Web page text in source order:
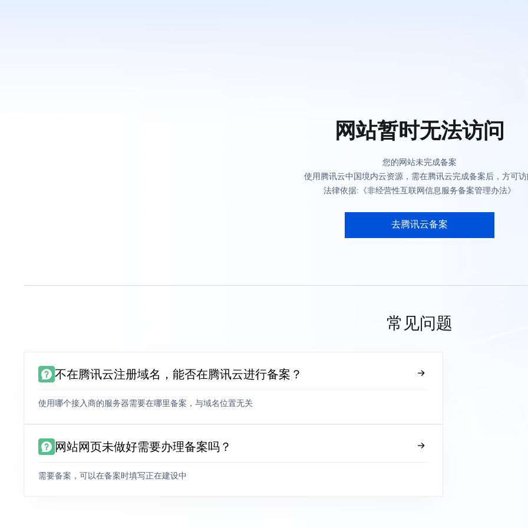
网站暂时无法访问
您的网站未完成备案
使用腾讯云中国境内云资源，需在腾讯云完成备案后，方可
法律依据:《非经营性互联网信息服务备案管理办法》
去腾讯云备案
常见问题
不在腾讯云注册域名，能否在腾讯云进行备案？
使用哪个接入商的服务器需要在哪里备案，与域名位置无关
网站网页未做好需要办理备案吗？
需要备案，可以在备案时填写正在建设中